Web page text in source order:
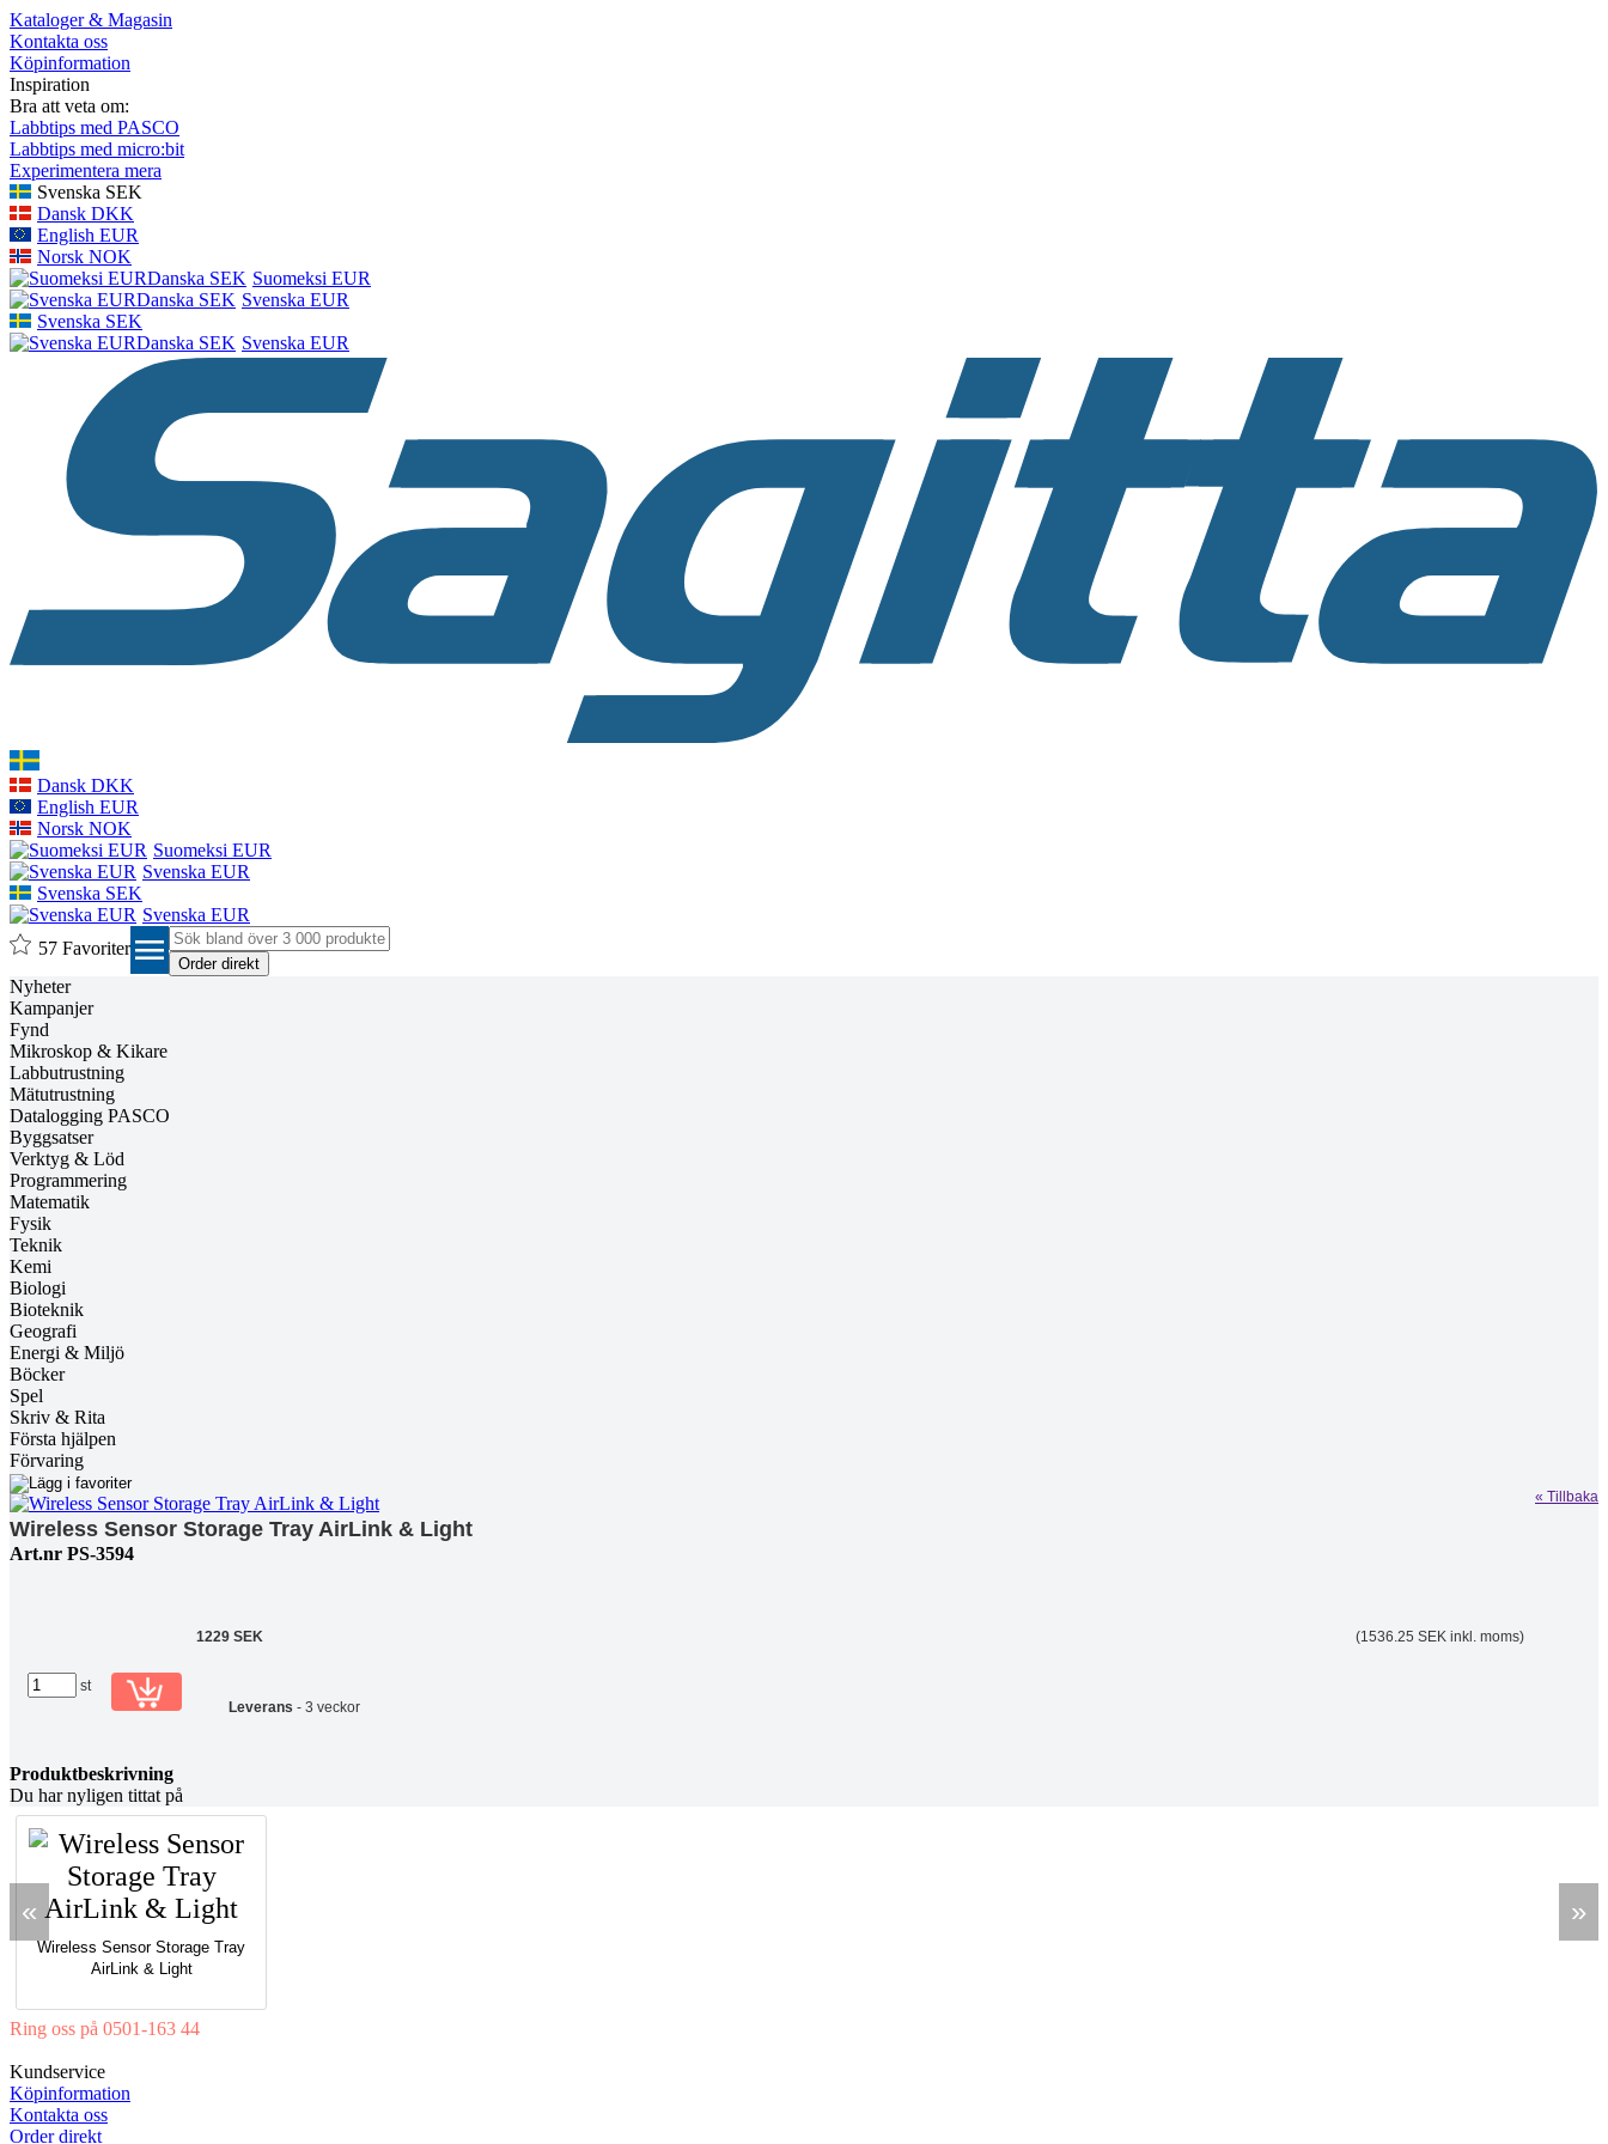
Kataloger & Magasin
Kontakta oss
Köpinformation
Inspiration
Bra att veta om:
Labbtips med PASCO
Labbtips med micro:bit
Experimentera mera
Svenska SEK
Dansk DKK
English EUR
Norsk NOK
Suomeksi EUR
Svenska EUR
Svenska SEK
Svenska EUR
Dansk DKK
English EUR
Norsk NOK
Suomeksi EUR
Svenska EUR
Svenska SEK
Svenska EUR
57 Favoriter menu
Nyheter
Kampanjer
Fynd
Mikroskop & Kikare
Labbutrustning
Mätutrustning
Datalogging PASCO
Byggsatser
Verktyg & Löd
Programmering
Matematik
Fysik
Teknik
Kemi
Biologi
Bioteknik
Geografi
Energi & Miljö
Böcker
Spel
Skriv & Rita
Första hjälpen
Förvaring
« Tillbaka
Wireless Sensor Storage Tray AirLink & Light
Art.nr PS-3594
1229 SEK (1536.25 SEK inkl. moms)
st
Leverans - 3 veckor
Produktbeskrivning
Du har nyligen tittat på
«
Wireless Sensor Storage Tray
AirLink & Light
»
Ring oss på 0501-163 44
Kundservice
Köpinformation
Kontakta oss
Order direkt